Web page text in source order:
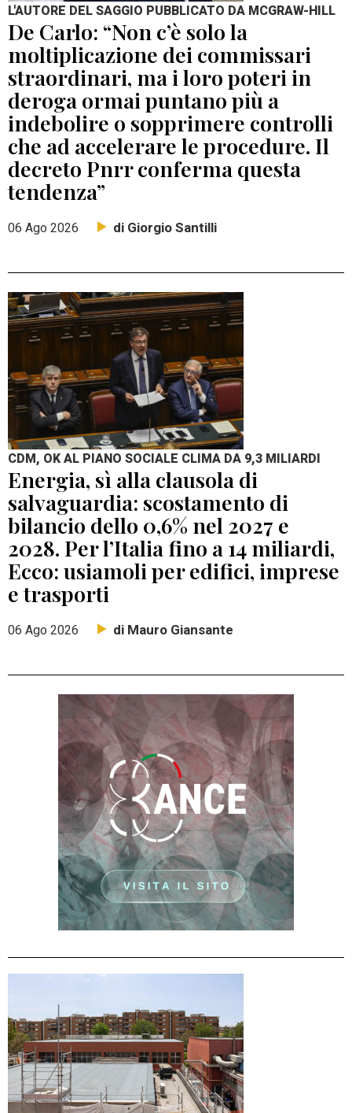
L'AUTORE DEL SAGGIO PUBBLICATO DA MCGRAW-HILL
De Carlo: “Non c’è solo la
moltiplicazione dei commissari
straordinari, ma i loro poteri in
deroga ormai puntano più a
indebolire o sopprimere controlli
che ad accelerare le procedure. Il
decreto Pnrr conferma questa
tendenza”
06 Ago 2026 di Giorgio Santilli
CDM, OK AL PIANO SOCIALE CLIMA DA 9,3 MILIARDI
Energia, sì alla clausola di
salvaguardia: scostamento di
bilancio dello 0,6% nel 2027 e
2028. Per l’Italia fino a 14 miliardi,
Ecco: usiamoli per edifici, imprese
e trasporti
06 Ago 2026 di Mauro Giansante